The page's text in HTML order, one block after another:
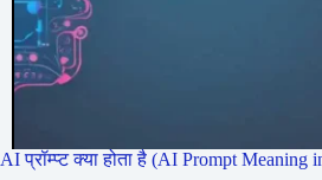
AI प्रॉम्प्ट क्या होता है (AI Prompt Meaning